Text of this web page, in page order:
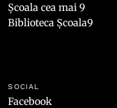
Școala cea mai 9
Biblioteca Școala9
SOCIAL
Facebook